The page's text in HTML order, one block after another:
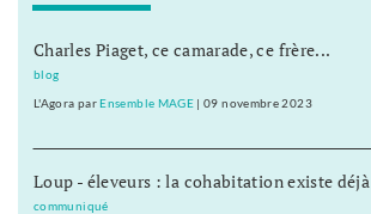
Charles Piaget, ce camarade, ce frère...
blog
L'Agora parEnsemble MAGE |09 novembre 2023
Loup - éleveurs : la cohabitation existe déjà
communiqué